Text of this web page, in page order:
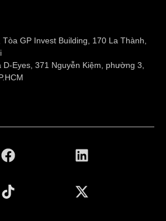
Tòa GP Invest Building, 170 La Thành,
D-Eyes, 371 Nguyễn Kiệm, phường 3,